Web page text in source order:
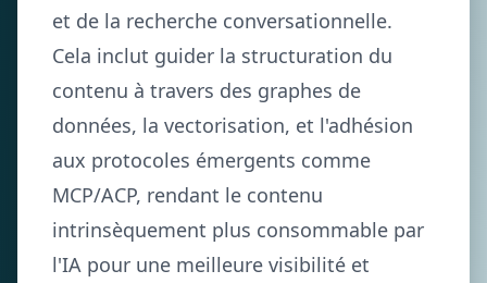
et de la recherche conversationnelle.
Cela inclut guider la structuration du
contenu à travers des graphes de
données, la vectorisation, et l'adhésion
aux protocoles émergents comme
MCP/ACP, rendant le contenu
intrinsèquement plus consommable par
l'IA pour une meilleure visibilité et